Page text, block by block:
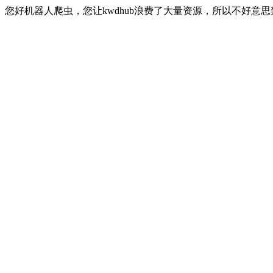
您好机器人爬虫，您让kwdhub浪费了大量资源，所以不好意思